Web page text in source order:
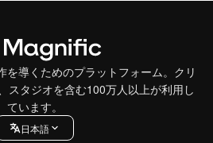
を導くためのプラットフォーム。クリ
スタジオを含む100万人以上が利用し
ています。
日本語